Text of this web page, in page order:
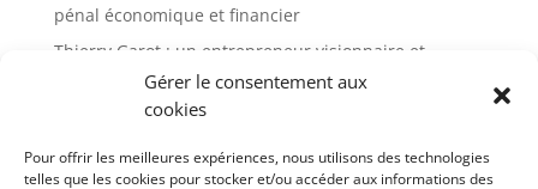
Gérer le consentement aux
cookies
Pour offrir les meilleures expériences, nous utilisons des technologies
telles que les cookies pour stocker et/ou accéder aux informations des
pénal économique et financier
Thierry Garot : un entrepreneur visionnaire et
Altho Brets : l’ancrage breton d’un leader de la chips
Thierry Di Litta : un parcours atypique